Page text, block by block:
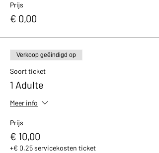
Prijs
€ 0,00
Verkoop geëindigd op
Soort ticket
1 Adulte
Meer info
Prijs
€ 10,00
+€ 0,25 servicekosten ticket